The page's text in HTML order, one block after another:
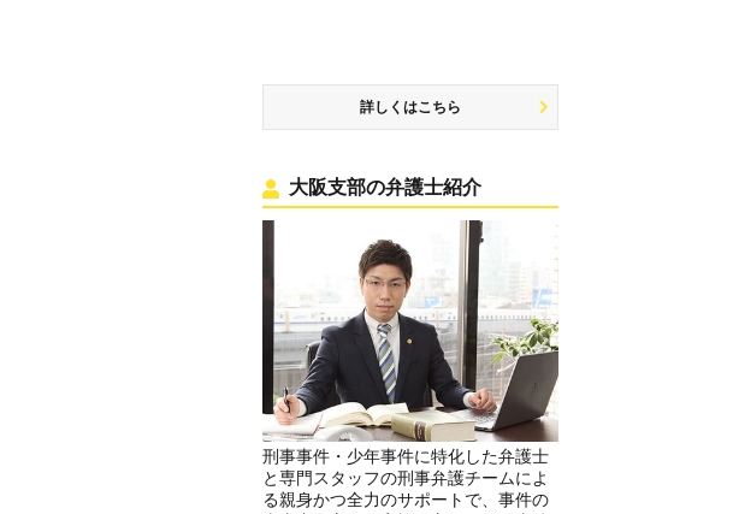
詳しくはこちら
大阪支部の弁護士紹介
刑事事件・少年事件に特化した弁護士
と専門スタッフの刑事弁護チームによ
る親身かつ全力のサポートで、事件の